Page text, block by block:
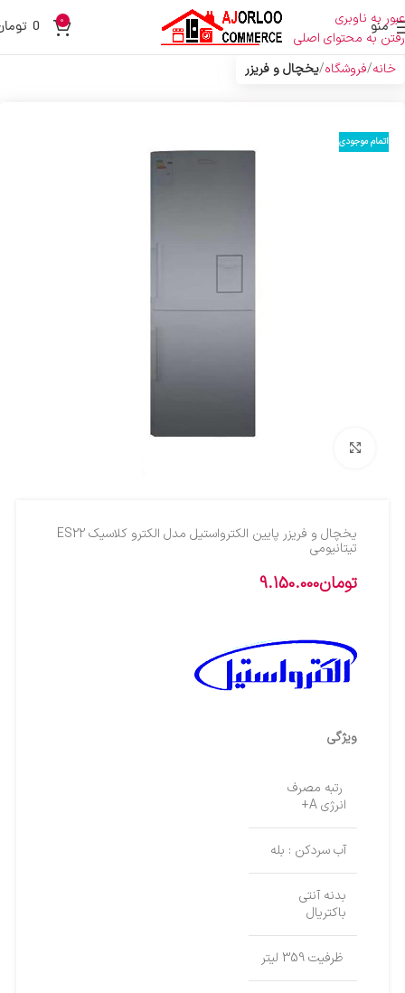
عبور به ناوبری
رفتن به محتوای اصلی
منو 0
0
خانه فروشگاه یخچال و فریزر
اتمام موجودی
یخچال و فریزر پایین الکترواستیل مدل الکترو کلاسیک ES22
تیتانیومی
تومان9.150.000
ویژگی
رتبه مصرف
انرژی A+
آب سردکن : بله
بدنه آنتی
باکتریال
ظرفیت 359 لیتر